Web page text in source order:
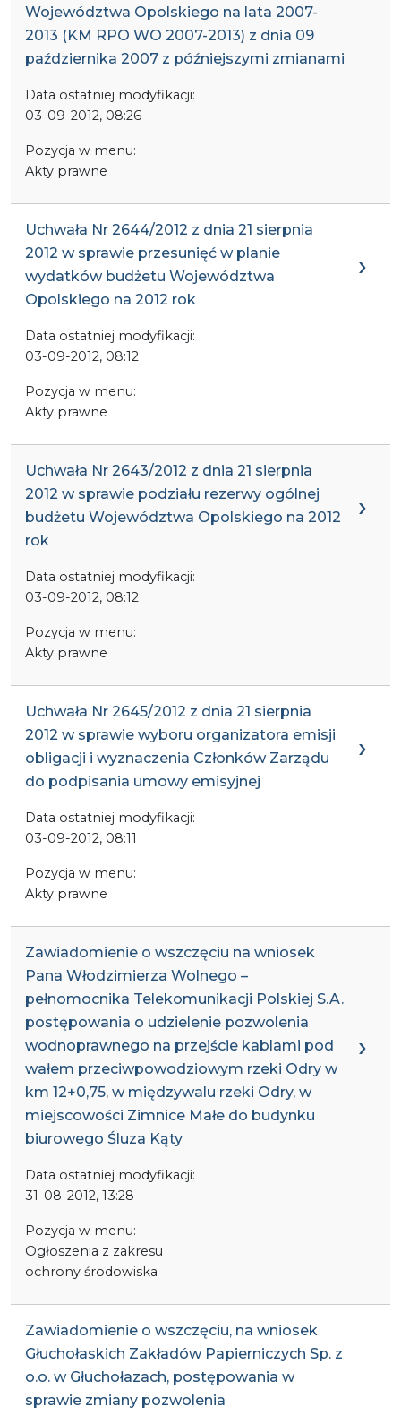
Województwa Opolskiego na lata 2007-
2013 (KM RPO WO 2007-2013) z dnia 09
października 2007 z późniejszymi zmianami
Data ostatniej modyfikacji:
03-09-2012, 08:26
Pozycja w menu:
Akty prawne
Uchwała Nr 2644/2012 z dnia 21 sierpnia
2012 w sprawie przesunięć w planie
wydatków budżetu Województwa
Opolskiego na 2012 rok
Data ostatniej modyfikacji:
03-09-2012, 08:12
Pozycja w menu:
Akty prawne
Uchwała Nr 2643/2012 z dnia 21 sierpnia
2012 w sprawie podziału rezerwy ogólnej
budżetu Województwa Opolskiego na 2012
rok
Data ostatniej modyfikacji:
03-09-2012, 08:12
Pozycja w menu:
Akty prawne
Uchwała Nr 2645/2012 z dnia 21 sierpnia
2012 w sprawie wyboru organizatora emisji
obligacji i wyznaczenia Członków Zarządu
do podpisania umowy emisyjnej
Data ostatniej modyfikacji:
03-09-2012, 08:11
Pozycja w menu:
Akty prawne
Zawiadomienie o wszczęciu na wniosek
Pana Włodzimierza Wolnego –
pełnomocnika Telekomunikacji Polskiej S.A.
postępowania o udzielenie pozwolenia
wodnoprawnego na przejście kablami pod
wałem przeciwpowodziowym rzeki Odry w
km 12+0,75, w międzywalu rzeki Odry, w
miejscowości Zimnice Małe do budynku
biurowego Śluza Kąty
Data ostatniej modyfikacji:
31-08-2012, 13:28
Pozycja w menu:
Ogłoszenia z zakresu
ochrony środowiska
Zawiadomienie o wszczęciu, na wniosek
Głuchołaskich Zakładów Papierniczych Sp. z
o.o. w Głuchołazach, postępowania w
sprawie zmiany pozwolenia